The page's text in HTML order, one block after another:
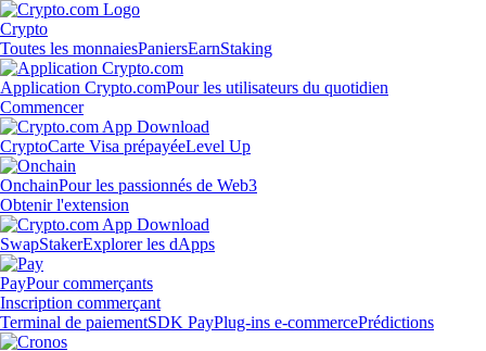
Crypto
Toutes les monnaiesPaniersEarnStaking
Application Crypto.comPour les utilisateurs du quotidien
Commencer
CryptoCarte Visa prépayéeLevel Up
OnchainPour les passionnés de Web3
Obtenir l'extension
SwapStakerExplorer les dApps
PayPour commerçants
Inscription commerçant
Terminal de paiementSDK PayPlug-ins e-commercePrédictions